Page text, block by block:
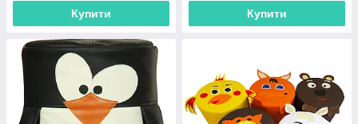
Купити Купити